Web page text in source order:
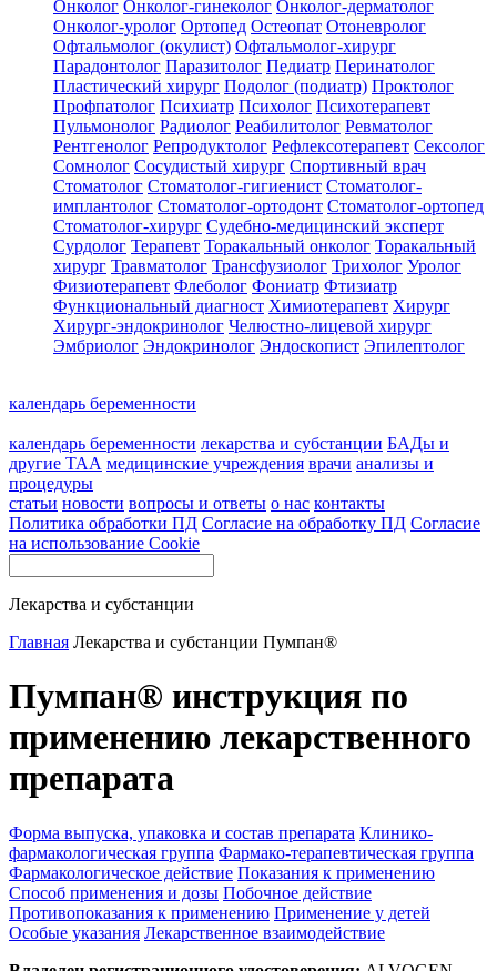
Онколог Онколог-гинеколог Онколог-дерматолог
Онколог-уролог Ортопед Остеопат Отоневролог
Офтальмолог (окулист) Офтальмолог-хирург
Парадонтолог Паразитолог Педиатр Перинатолог
Пластический хирург Подолог (подиатр) Проктолог
Профпатолог Психиатр Психолог Психотерапевт
Пульмонолог Радиолог Реабилитолог Ревматолог
Рентгенолог Репродуктолог Рефлексотерапевт Сексолог
Сомнолог Сосудистый хирург Спортивный врач
Стоматолог Стоматолог-гигиенист Стоматолог-
имплантолог Стоматолог-ортодонт Стоматолог-ортопед
Стоматолог-хирург Судебно-медицинский эксперт
Сурдолог Терапевт Торакальный онколог Торакальный
хирург Травматолог Трансфузиолог Трихолог Уролог
Физиотерапевт Флеболог Фониатр Фтизиатр
Функциональный диагност Химиотерапевт Хирург
Хирург-эндокринолог Челюстно-лицевой хирург
Эмбриолог Эндокринолог Эндоскопист Эпилептолог
календарь беременности
календарь беременности лекарства и субстанции БАДы и
другие ТАА медицинские учреждения врачи анализы и
процедуры
статьи новости вопросы и ответы о нас контакты
Политика обработки ПД Согласие на обработку ПД Согласие
на использование Cookie
Лекарства и субстанции
Главная Лекарства и субстанции Пумпан®
Пумпан® инструкция по
применению лекарственного
препарата
Форма выпуска, упаковка и состав препарата Клинико-
фармакологическая группа Фармако-терапевтическая группа
Фармакологическое действие Показания к применению
Способ применения и дозы Побочное действие
Противопоказания к применению Применение у детей
Особые указания Лекарственное взаимодействие